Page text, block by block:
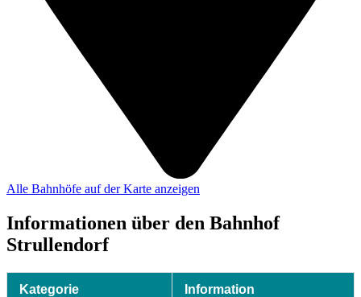
Alle Bahnhöfe auf der Karte anzeigen
Informationen über den Bahnhof
Strullendorf
Kategorie Information